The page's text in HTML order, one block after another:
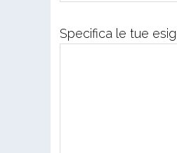
Specifica le tue